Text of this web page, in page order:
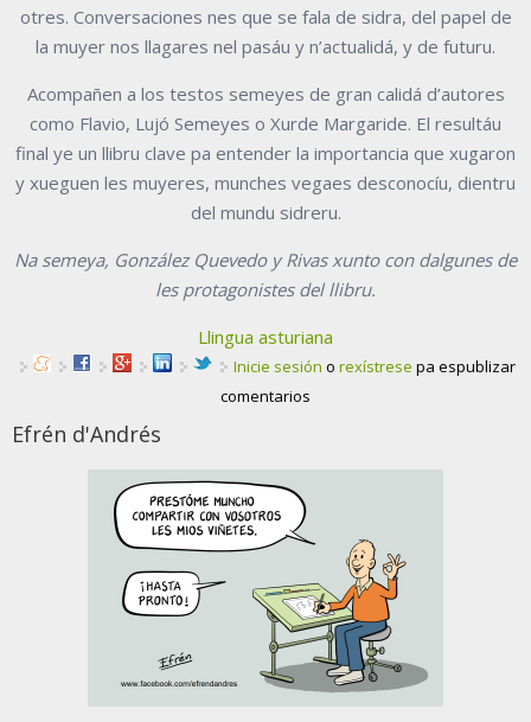
otres. Conversaciones nes que se fala de sidra, del papel de
la muyer nos llagares nel pasáu y n’actualidá, y de futuru.
Acompañen a los testos semeyes de gran calidá d’autores
como Flavio, Lujó Semeyes o Xurde Margaride. El resultáu
final ye un llibru clave pa entender la importancia que xugaron
y xueguen les muyeres, munches vegaes desconocíu, dientru
del mundu sidreru.
Na semeya, González Quevedo y Rivas xunto con dalgunes de
les protagonistes del llibru.
Llingua asturiana
Inicie sesión o rexístrese pa espublizar
comentarios
Efrén d'Andrés